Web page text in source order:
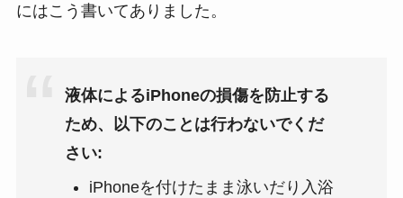
にはこう書いてありました。
液体によるiPhoneの損傷を防止する
ため、以下のことは行わないでくだ
さい:
iPhoneを付けたまま泳いだり入浴